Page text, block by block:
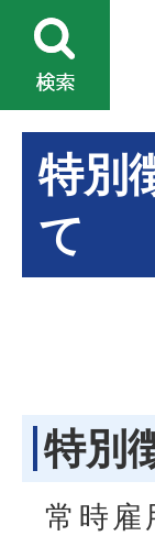
特別
て
特別
常時